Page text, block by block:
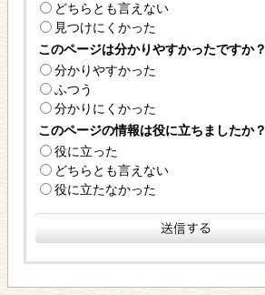
どちらとも言えない
見つけにくかった
このページは分かりやすかったですか？
分かりやすかった
ふつう
分かりにくかった
このページの情報は役に立ちましたか？
役に立った
どちらとも言えない
役に立たなかった